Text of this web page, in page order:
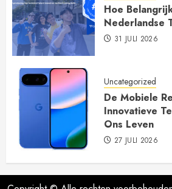
Hoe
Nederlandse
31 JULI 2026
Uncategorized
De Mobiele
Innovatieve
Ons Leven
27 JULI 2026